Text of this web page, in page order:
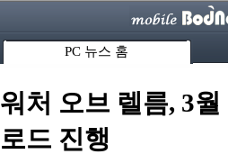
PC 뉴스 홈
워처 오브 렐름, 3
로드 진행